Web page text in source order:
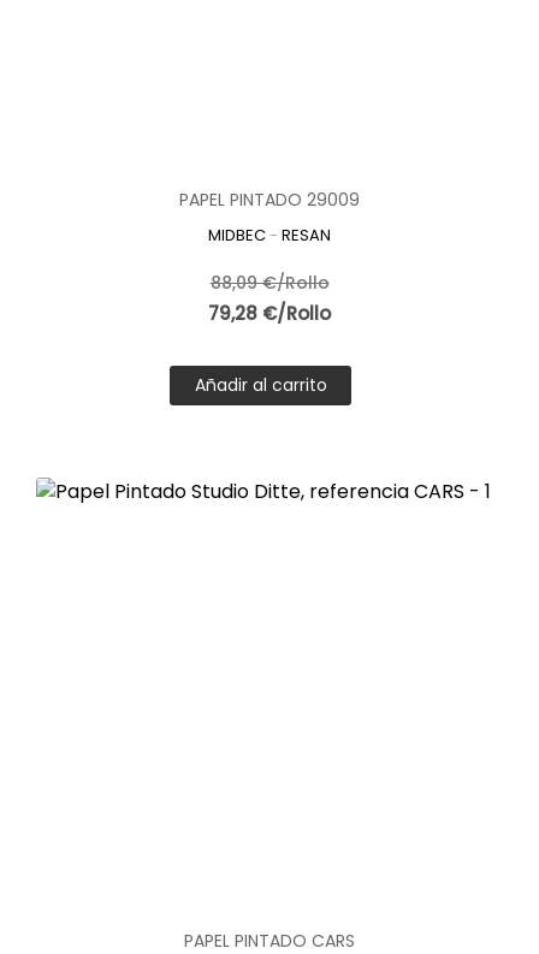
PAPEL PINTADO 29009
MIDBEC- RESAN
88,09 €/Rollo
79,28 €/Rollo
Añadir al carrito
PAPEL PINTADO CARS